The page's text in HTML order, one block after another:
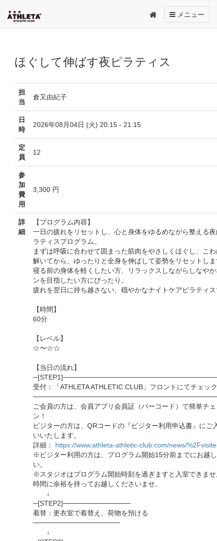
Toggle
navigation
メニュー
ほぐして伸ばす夜ピラティス
担
当
倉又由紀子
日
時
2026年08月04日 (火) 20:15 - 21:15
定
員
12
参
加
費
用
3,300 円
詳
細
【プログラム内容】
一日の疲れをリセットし、心と身体をゆるめながら整える
ラティスプログラム。
まずは呼吸に合わせて固まった筋肉をやさしくほぐし、こ
解いてから、ゆったりと全身を伸ばして姿勢をリセットし
寝る前の身体を軽くしたい方、リラックスしながらしなや
ンを目指したい方にぴったり。
疲れを翌日に持ち越さない、穏やかなナイトケアピラティ
【時間】
60分
【レベル】
☆〜☆☆
【当日の流れ】
受付：「ATHLETA ATHLETIC CLUB」フロントにてチェッ
ご会員の方は、会員アプリ会員証（バーコード）で簡単チ
ン！
ビジターの方は、QRコードの『ビジター利用申込書』にご
いいたします。
詳細： https://www.athleta-athletic-club.com/news/
※ビジター利用の方は、プログラム開始15分前までにお越
い。
※スタジオはプログラム開始時刻を過ぎますと入室できま
時間に余裕を持ってお越しくださいませ。
↓
─[STEP2]──────────────
着替：更衣室で着替え、荷物を預ける
──────────────────
↓